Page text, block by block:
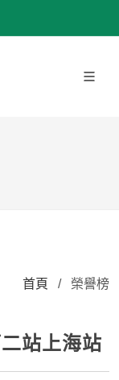
首頁 / 榮譽榜
站上海站